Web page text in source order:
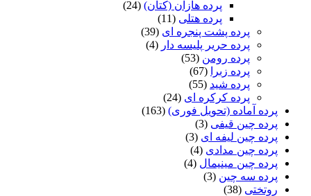
پرده هازان (کتان) (24)
پرده هتلی
(11)
پرده پشت پنجره ای (39)
پرده حریر پلیسه دار
پرده رومن
(53)
پرده زبرا
پرده شید
پرده کرکره ای (24)
آماده (تحویل فوری) (163)
چین قیفی (3)
چین لیفه ای (3)
چین مدادی (4)
چین مینیمال (4)
سه چین (3)
(38)